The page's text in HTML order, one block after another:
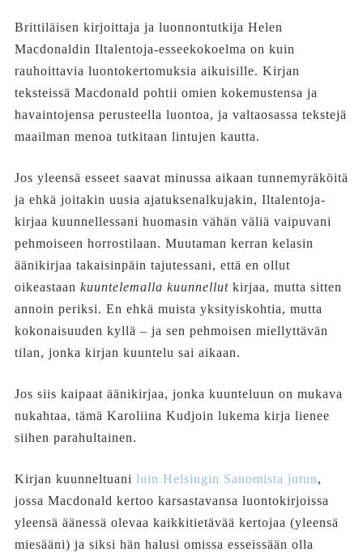
Brittiläisen kirjoittaja ja luonnontutkija Helen
Macdonaldin Iltalentoja-esseekokoelma on kuin
rauhoittavia luontokertomuksia aikuisille. Kirjan
teksteissä Macdonald pohtii omien kokemustensa ja
havaintojensa perusteella luontoa, ja valtaosassa tekstejä
maailman menoa tutkitaan lintujen kautta.
Jos yleensä esseet saavat minussa aikaan tunnemyräköitä
ja ehkä joitakin uusia ajatuksenalkujakin, Iltalentoja-
kirjaa kuunnellessani huomasin vähän väliä vaipuvani
pehmoiseen horrostilaan. Muutaman kerran kelasin
äänikirjaa takaisinpäin tajutessani, että en ollut
oikeastaan kuuntelemalla kuunnellutkirjaa, mutta sitten
annoin periksi. En ehkä muista yksityiskohtia, mutta
kokonaisuuden kyllä – ja sen pehmoisen miellyttävän
tilan, jonka kirjan kuuntelu sai aikaan.
Jos siis kaipaat äänikirjaa, jonka kuunteluun on mukava
nukahtaa, tämä Karoliina Kudjoin lukema kirja lienee
siihen parahultainen.
Kirjan kuunneltuani luin Helsingin Sanomista jutun,
jossa Macdonald kertoo karsastavansa luontokirjoissa
yleensä äänessä olevaa kaikkitietävää kertojaa (yleensä
miesääni) ja siksi hän halusi omissa esseissään olla